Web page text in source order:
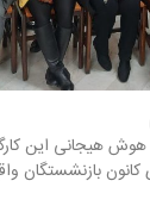
هوش هیجانی این
بازنشستگان